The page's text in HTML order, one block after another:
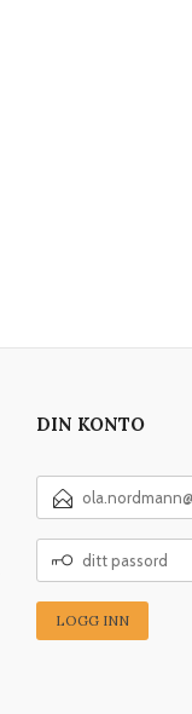
DIN KONTO
POSTADRESSE
PASSORD